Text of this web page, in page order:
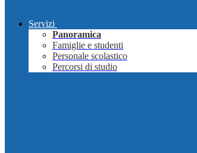
Servizi
Panoramica
Famiglie e studenti
Personale scolastico
Percorsi di studio